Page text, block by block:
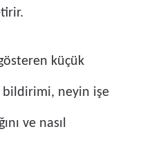
küçük
neyin işe
ve nasıl